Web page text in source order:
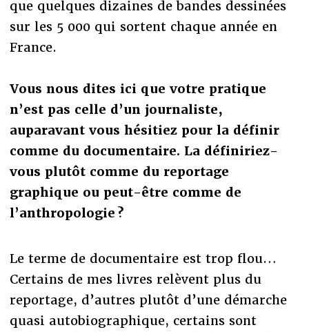
que quelques dizaines de bandes dessinées
sur les 5 000 qui sortent chaque année en
France.
Vous nous dites ici que votre pratique
n’est pas celle d’un journaliste,
auparavant vous hésitiez pour la définir
comme du documentaire. La définiriez-
vous plutôt comme du reportage
graphique ou peut-être comme de
l’anthropologie ?
Le terme de documentaire est trop flou…
Certains de mes livres relèvent plus du
reportage, d’autres plutôt d’une démarche
quasi autobiographique, certains sont